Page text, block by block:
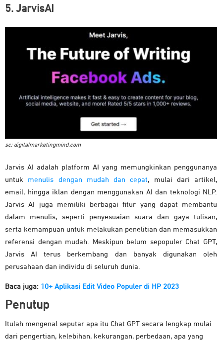
5. JarvisAI
sc: digitalmarketingmind.com
Jarvis AI adalah platform AI yang memungkinkan penggunanya
untuk menulis dengan mudah dan cepat, mulai dari artikel,
email, hingga iklan dengan menggunakan AI dan teknologi NLP.
Jarvis AI juga memiliki berbagai fitur yang dapat membantu
dalam menulis, seperti penyesuaian suara dan gaya tulisan,
serta kemampuan untuk melakukan penelitian dan memasukkan
referensi dengan mudah. Meskipun belum sepopuler Chat GPT,
Jarvis AI terus berkembang dan banyak digunakan oleh
perusahaan dan individu di seluruh dunia.
Baca juga: 10+ Aplikasi Edit Video Populer di HP 2023
Penutup
Itulah mengenal seputar apa itu Chat GPT secara lengkap mulai
dari pengertian, kelebihan, kekurangan, perbedaan, apa yang